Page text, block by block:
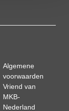
Algemene
voorwaarden
Vriend van
MKB-
Nederland